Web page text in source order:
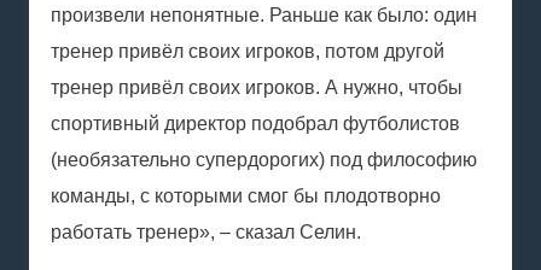
произвели непонятные. Раньше как было: один
тренер привёл своих игроков, потом другой
тренер привёл своих игроков. А нужно, чтобы
спортивный директор подобрал футболистов
(необязательно супердорогих) под философию
команды, с которыми смог бы плодотворно
работать тренер», – сказал Селин.